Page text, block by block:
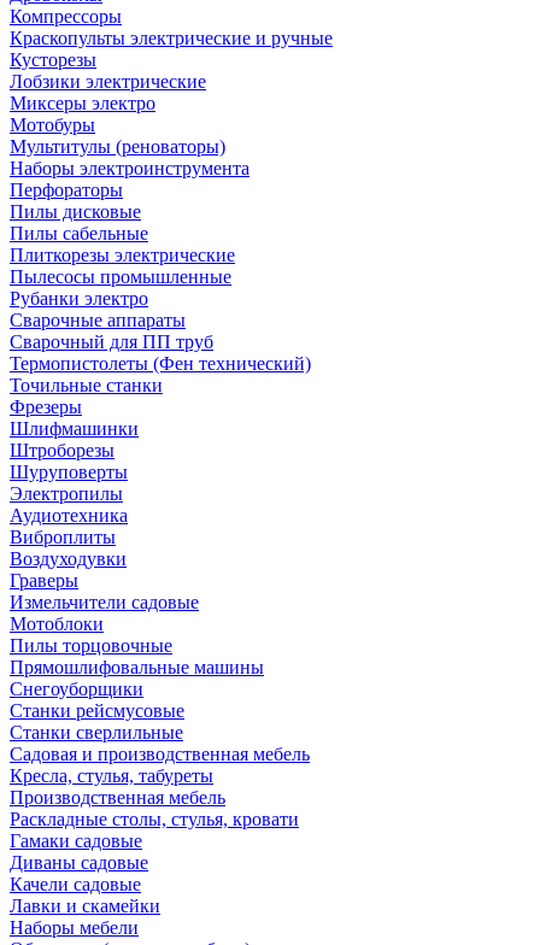
Компрессоры
Краскопульты электрические и ручные
Кусторезы
Лобзики электрические
Миксеры электро
Мотобуры
Мультитулы (реноваторы)
Наборы электроинструмента
Перфораторы
Пилы дисковые
Пилы сабельные
Плиткорезы электрические
Пылесосы промышленные
Рубанки электро
Сварочные аппараты
Сварочный для ПП труб
Термопистолеты (Фен технический)
Точильные станки
Фрезеры
Шлифмашинки
Штроборезы
Шуруповерты
Электропилы
Аудиотехника
Виброплиты
Воздуходувки
Граверы
Измельчители садовые
Мотоблоки
Пилы торцовочные
Прямошлифовальные машины
Снегоуборщики
Станки рейсмусовые
Станки сверлильные
Садовая и производственная мебель
Кресла, стулья, табуреты
Производственная мебель
Раскладные столы, стулья, кровати
Гамаки садовые
Диваны садовые
Качели садовые
Лавки и скамейки
Наборы мебели